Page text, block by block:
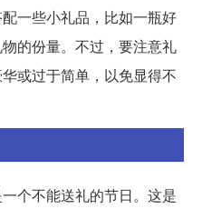
一些小礼品，比如一瓶好
的份量。不过，要注意礼
或过于简单，以免显得不
个不能送礼的节日。这是